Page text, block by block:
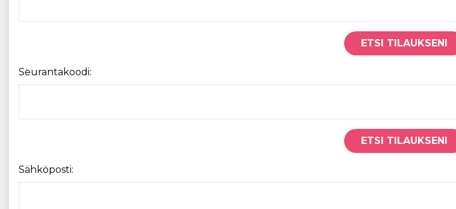
ETSI TILAUKSENI
Seurantakoodi:
ETSI TILAUKSENI
Sähköposti: